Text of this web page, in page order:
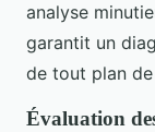
analyse
garantit un
de tout plan
Évaluation